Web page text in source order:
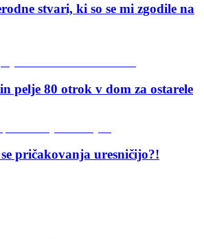
stvari, ki so se mi zgodile na
pelje 80 otrok v dom za ostarele
pričakovanja uresničijo?!